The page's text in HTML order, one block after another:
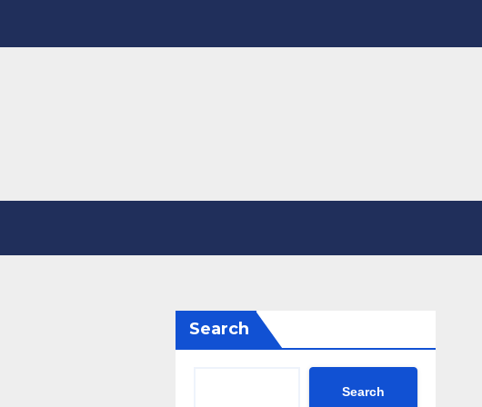
Search
Search